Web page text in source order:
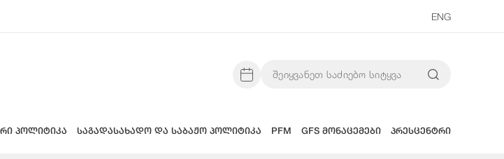
ENG
პოლიტიკა საგადასახადო და საბაჟო პოლიტიკა PFM GFS მონაცემები პრესცენტრი